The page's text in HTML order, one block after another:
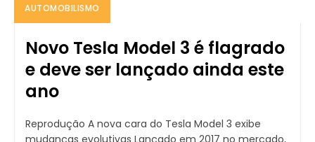
AUTOMOBILISMO
Novo Tesla Model 3 é flagrado
e deve ser lançado ainda este
ano
Reprodução A nova cara do Tesla Model 3 exibe
mudanças evolutivas Lançado em 2017 no mercado,